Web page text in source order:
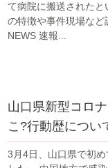
て病院に搬送された
の特徴や事件現場な
NEWS 速報...
山口県新型コロ
こ?行動歴につい
3月4日、山口県で初